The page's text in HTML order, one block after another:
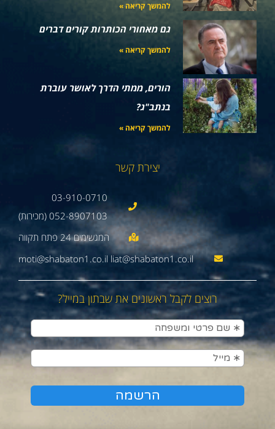
להמשך קריאה »
גם מאחורי הכותרות קורים דברים
להמשך קריאה »
הורים, ממתי הדרך לאושר עוברת
בנתב"ג?
להמשך קריאה »
יצירת קשר
03-910-0710
052-8907103 (מכירות)
moti@shabaton1.co.il liat@shabaton1.co.il
רוצים לקבל ראשונים את שבתון במייל?